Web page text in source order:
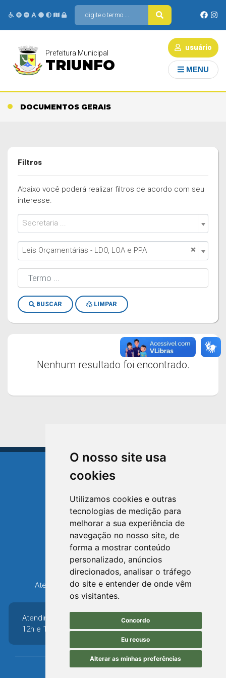
O nosso site usa
cookies
Utilizamos cookies e outras
tecnologias de medição para
melhorar a sua experiência de
navegação no nosso site, de
forma a mostrar conteúdo
personalizado, anúncios
direcionados, analisar o tráfego
do site e entender de onde vêm
os visitantes.
Concordo
Eu recuso
Alterar as minhas preferências
usuário
Prefeitura Municipal
TRIUNFO MENU
DOCUMENTOS GERAIS
Nenhum resultado foi encontrado.
Filtros
Abaixo você poderá realizar filtros de acordo com seu
interesse.
Secretaria ...
×
Leis Orçamentárias - LDO, LOA e PPA
BUSCAR LIMPAR
TRIUNFO
RIO GRANDE DO SUL
Avenida XV de Novembro, 15
Bairro Centro - Triunfo/RS
Telefone: (51) 3654-6308
Atendimento: 8h30 até 12h e 13h30 até 16h36
Atendimento: 8h30 até
12h e 13h30 até 16h36